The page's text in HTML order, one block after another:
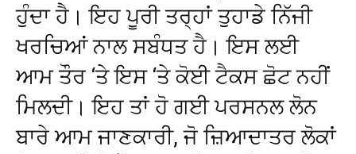
ਹੁੰਦਾ ਹੈ। ਇਹ ਪੂਰੀ ਤਰ੍ਹਾਂ ਤੁਹਾਡੇ ਨਿੱਜੀ
ਖਰਚਿਆਂ ਨਾਲ ਸਬੰਧਤ ਹੈ। ਇਸ ਲਈ
ਆਮ ਤੌਰ ‘ਤੇ ਇਸ ‘ਤੇ ਕੋਈ ਟੈਕਸ ਛੋਟ ਨਹੀਂ
ਮਿਲਦੀ। ਇਹ ਤਾਂ ਹੋ ਗਈ ਪਰਸਨਲ ਲੋਨ
ਬਾਰੇ ਆਮ ਜਾਣਕਾਰੀ, ਜੋ ਜ਼ਿਆਦਾਤਰ ਲੋਕਾਂ